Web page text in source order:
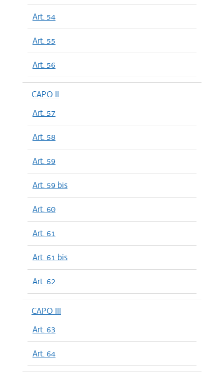
Art. 54
Art. 55
Art. 56
CAPO II
Art. 57
Art. 58
Art. 59
Art. 59 bis
Art. 60
Art. 61
Art. 61 bis
Art. 62
CAPO III
Art. 63
Art. 64